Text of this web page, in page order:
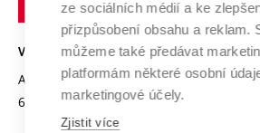
Open Science
Projekty
Projekty ze strukturálních fondů
Specifický výzkum
Mezinárodní dohody
Univerzitní sítě
Bezpečná univerzita
Vyznamenání
Organizační struktura
VYSOKÉ UČENÍ TECHNICKÉ V BRNĚ
Antonínská 548/1
602 00 Brno
www.vut.cz
vut@vutbr.cz
ze sociálních médií a ke
přizpůsobení obsahu a reklam.
můžeme také předávat
platformám některé osobní
marketingové účely.
Zjistit více